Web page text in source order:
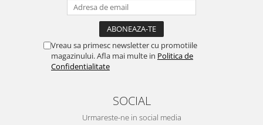
Vreau sa primesc newsletter cu promotiile
magazinului. Afla mai multe in Politica de
Confidentialitate
SOCIAL
Urmareste-ne in social media